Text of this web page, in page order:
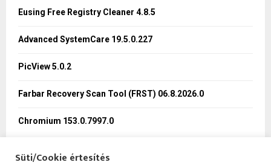
oEusing Free Registry Cleaner 4.8.5
Advanced SystemCare 19.5.0.227
PicView 5.0.2
Farbar Recovery Scan Tool (FRST) 06.8.2026.0
Chromium 153.0.7997.0
Süti/Cookie értesítés